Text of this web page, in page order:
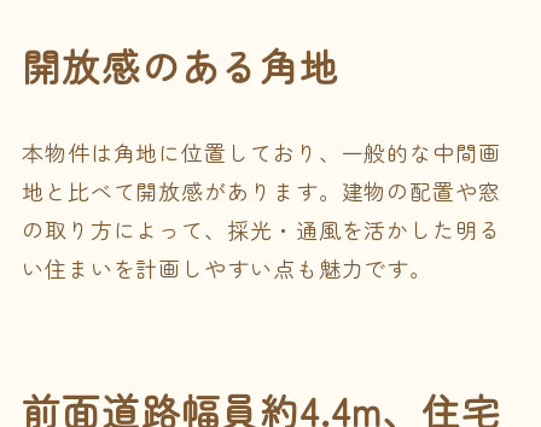
開放感のある角地
本物件は角地に位置しており、一般的な中間画
地と比べて開放感があります。建物の配置や窓
の取り方によって、採光・通風を活かした明る
い住まいを計画しやすい点も魅力です。
前面道路幅員約4.4m、住宅